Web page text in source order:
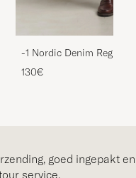
-1 Nordic Denim Regular
130€
goed ingepakt en
service.